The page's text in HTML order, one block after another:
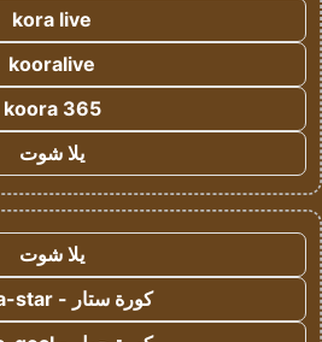
kora live
kooralive
koora 365
يلا شوت
يلا شوت
كورة ستار - koora-star